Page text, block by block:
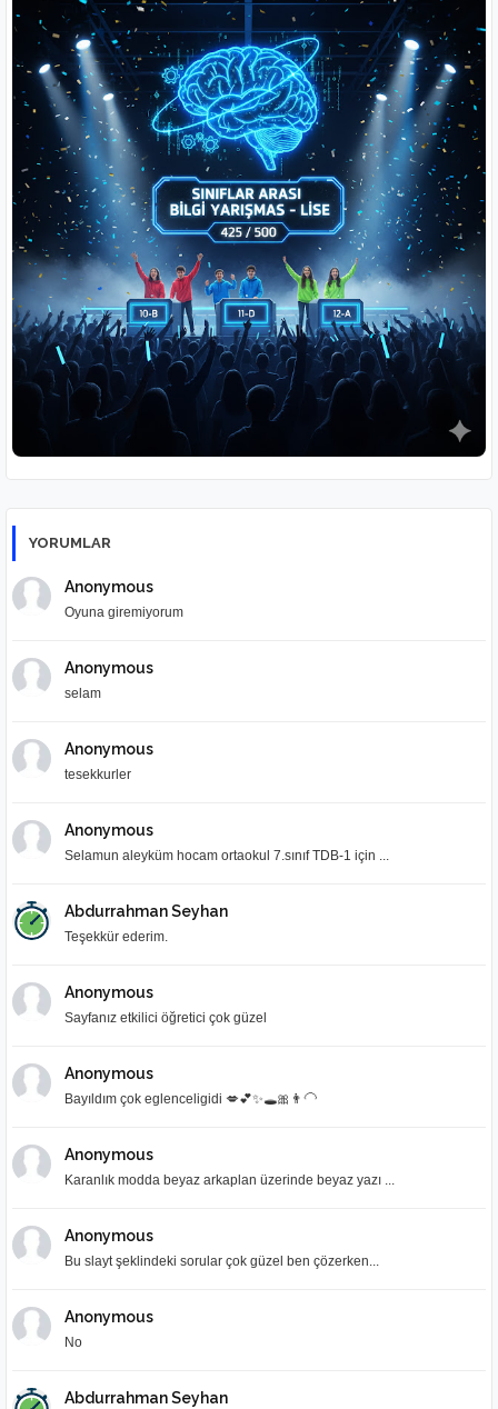
Diğer Dini Oyun Aktiviteleri
🧠 Zeka Meydanı
🏆 Konulu Yarışmalar
👥 Öğrenciler Yarışıyor
⚔️ Din Kültürü Düelloları
🎮 Ders Arası Oyunlar
🧪 Fen Bilimleri
🧮 Matematik
🗣️ Türkçe
YORUMLAR
Anonymous
Oyuna giremiyorum
Anonymous
selam
Anonymous
tesekkurler
Anonymous
Selamun aleyküm hocam ortaokul 7.sınıf TDB-1 için ...
Abdurrahman Seyhan
Teşekkür ederim.
Anonymous
Sayfanız etkilici öğretici çok güzel
Anonymous
Bayıldım çok eglenceligidi 💋💕✨🕳🎀👨‍🦲
Anonymous
Karanlık modda beyaz arkaplan üzerinde beyaz yazı ...
Anonymous
Bu slayt şeklindeki sorular çok güzel ben çözerken...
Anonymous
No
Abdurrahman Seyhan